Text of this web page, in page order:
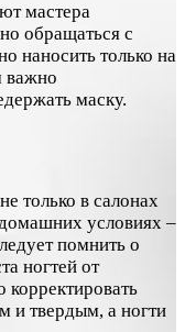
мастера
обращаться с
наносить только на
важно
маску.
только в салонах
условиях –
помнить о
ногтей от
и твердым, а ногти